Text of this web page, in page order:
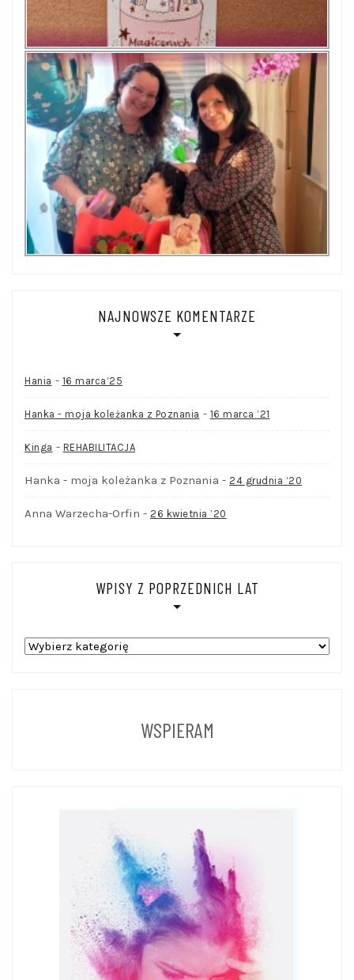
NAJNOWSZE KOMENTARZE
Hania - 16 marca’25
Hanka - moja koleżanka z Poznania - 16 marca ’21
Kinga - REHABILITACJA
Hanka - moja koleżanka z Poznania - 24 grudnia ’20
Anna Warzecha-Orfin - 26 kwietnia ’20
WPISY Z POPRZEDNICH LAT
WPISY
WSPIERAM